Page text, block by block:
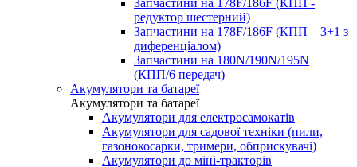
Запчастини на 178F/186F (КПП -
редуктор шестерний)
Запчастини на 178F/186F (КПП – 3+1 з
диференціалом)
Запчастини на 180N/190N/195N
(КПП/6 передач)
Акумулятори та батареї
Акумулятори та батареї
Акумулятори для електросамокатів
Акумулятори для садової техніки (пили,
газонокосарки, тримери, обприскувачі)
Акумулятори до міні-тракторів